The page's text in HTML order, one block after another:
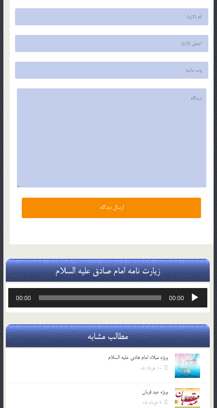
زیارت نامه امام صادق علیه السلام
پخش‌کننده
00:00
00:00
مطالب مشابه
ویژه میلاد امام هادی علیه السلام
10 خرداد 05
ویژه عید قربان
9 خرداد 05